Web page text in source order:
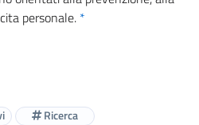
personale. *
Ricerca